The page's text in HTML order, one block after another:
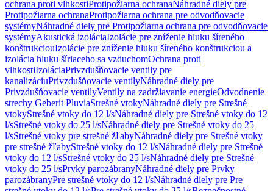
ochrana proti vlhkostiProtipožiarna ochranaNáhradné diely pre
Protipožiarna ochranaProtipožiarna ochrana pre odvodňovacie
systémyNáhradné diely pre Protipožiarna ochrana pre odvodňovacie
systémyAkustická izoláciaIzolácie pre zníženie hluku šíreného
konštrukciouIzolácie pre zníženie hluku šíreného konštrukciou a
izolácia hluku šíriaceho sa vzduchomOchrana proti
vlhkostiIzoláciaPrivzdušňovacie ventily pre
kanalizáciuPrivzdušňovacie ventilyNáhradné diely pre
Privzdušňovacie ventilyVentily na zadržiavanie energieOdvodnenie
strechy Geberit PluviaStrešné vtokyNáhradné diely pre Strešné
vtokyStrešné vtoky do 12 l/sNáhradné diely pre Strešné vtoky do 12
l/sStrešné vtoky do 25 l/sNáhradné diely pre Strešné vtoky do 25
l/sStrešné vtoky pre strešné žľabyNáhradné diely pre Strešné vtoky
pre strešné žľabyStrešné vtoky do 12 l/sNáhradné diely pre Strešné
vtoky do 12 l/sStrešné vtoky do 25 l/sNáhradné diely pre Strešné
vtoky do 25 l/sPrvky parozábranyNáhradné diely pre Prvky
parozábranyPre strešné vtoky do 12 l/sNáhradné diely pre Pre